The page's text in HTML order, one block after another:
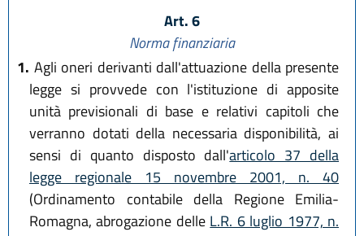
Art. 6
Norma finanziaria
1. Agli oneri derivanti dall'attuazione della presente
legge si provvede con l'istituzione di apposite
unità previsionali di base e relativi capitoli che
verranno dotati della necessaria disponibilità, ai
sensi di quanto disposto dall'articolo 37 della
legge regionale 15 novembre 2001, n. 40
(Ordinamento contabile della Regione Emilia-
Romagna, abrogazione delle L.R. 6 luglio 1977, n.